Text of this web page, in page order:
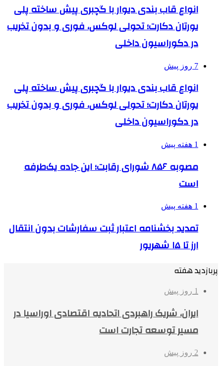
انواع قاب بندی دیوار با گچبری پیش ساخته پلی
یورتان دکارت؛ تحولی لوکس، فوری و بدون تخریب
در دکوراسیون داخلی
7 روز پیش
انواع قاب بندی دیوار با گچبری پیش ساخته پلی
یورتان دکارت؛ تحولی لوکس، فوری و بدون تخریب
در دکوراسیون داخلی
1 هفته پیش
مصوبه ۸۵۶ شورای رقابت؛ این جاده یک‌طرفه
است
1 هفته پیش
تمدید بخشنامه اعتبار ثبت سفارشات بدون انتقال
ارز تا ۱۵ شهریور
پربازدید هفته
1 روز پیش
ایران، شریک راهبردی اتحادیه اقتصادی اوراسیا در
مسیر توسعه تجارت است
2 روز پیش